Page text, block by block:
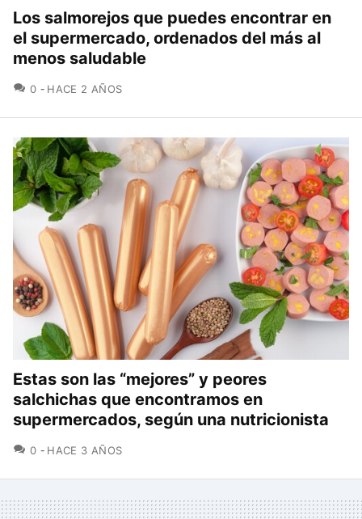
Los salmorejos que puedes encontrar en
el supermercado, ordenados del más al
menos saludable
0 COMENTARIOS
HACE 2 AÑOS
Estas son las “mejores” y peores
salchichas que encontramos en
supermercados, según una nutricionista
0 COMENTARIOS
HACE 3 AÑOS